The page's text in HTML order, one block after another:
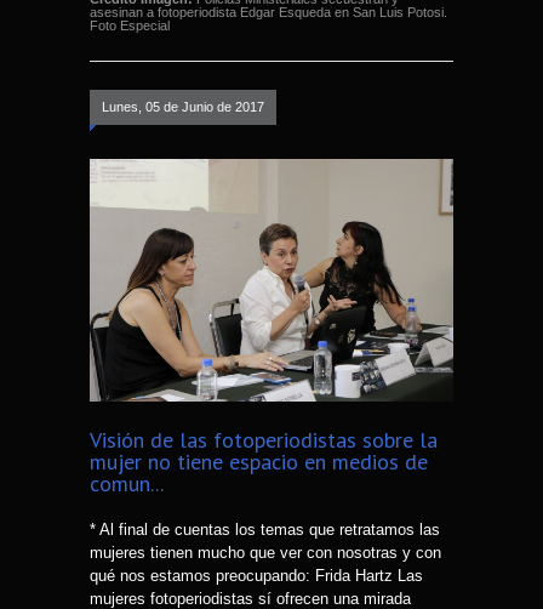
asesinan a fotoperiodista Edgar Esqueda en San Luis Potosi.
Foto Especial
Lunes, 05 de Junio de 2017
Visión de las fotoperiodistas sobre la
mujer no tiene espacio en medios de
comun...
* Al final de cuentas los temas que retratamos las
mujeres tienen mucho que ver con nosotras y con
qué nos estamos preocupando: Frida Hartz Las
mujeres fotoperiodistas sí ofrecen una mirada